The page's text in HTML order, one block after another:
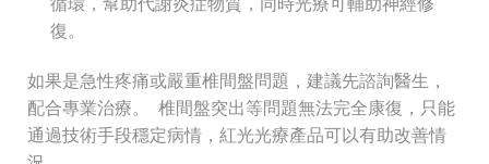
復。
如果是急性疼痛或嚴重椎間盤問題，建議先諮詢醫生，
配合專業治療。 椎間盤突出等問題無法完全康復，只能
通過技術手段穩定病情，紅光光療產品可以有助改善情